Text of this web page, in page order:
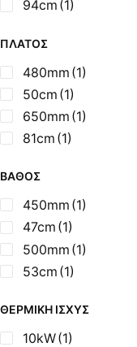
Τζάκια - Εστίες
Τζακόσομπες
94cm (1)
ΠΛΆΤΟΣ
480mm (1)
50cm (1)
650mm (1)
81cm (1)
ΒΆΘΟΣ
450mm (1)
47cm (1)
500mm (1)
53cm (1)
ΘΕΡΜΙΚΉ ΙΣΧΎΣ
10kW(1)